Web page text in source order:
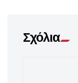
Σχόλια